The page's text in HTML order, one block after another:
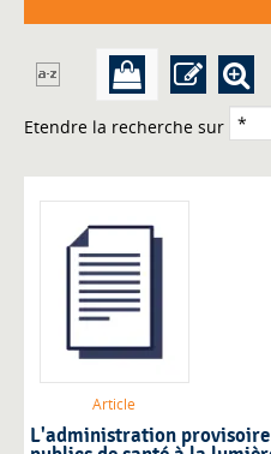
Etendre la recherche sur
Article
L'administration provisoire